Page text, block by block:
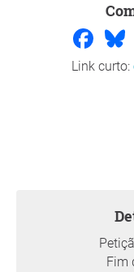
Link curto:
Fim